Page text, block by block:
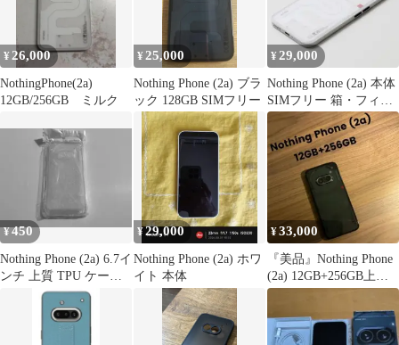
¥ 26,000
NothingPhone(2a)
12GB/256GB ミルク
¥ 25,000
Nothing Phone (2a) ブラ
ック 128GB SIMフリー
¥29,000
Nothing Phone (2a) 本体
SIMフリー 箱・フィル
ム付き
¥450
Nothing Phone (2a) 6.7イ
ンチ 上質 TPU ケース
¥29,000
Nothing Phone (2a) ホワ
イト 本体
¥33,000
『美品』Nothing Phone
(2a) 12GB+256GB上位
モデル